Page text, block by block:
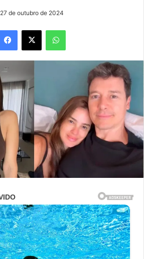
27 de outubro de 2024
Facebook
X WhatsApp